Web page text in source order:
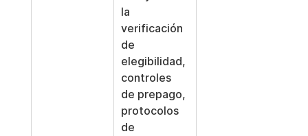
la
verificación
de
elegibilidad,
controles
de prepago,
protocolos
de